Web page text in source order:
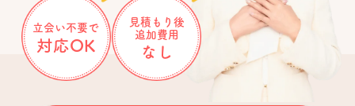
立会い不要で
対応OK
見積もり後
追加費用
なし